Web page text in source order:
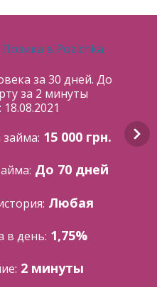
за 30 дней. До
за 2 минуты
15 000 грн.
До 70 дней
Любая
в день: 1,75%
2 минуты